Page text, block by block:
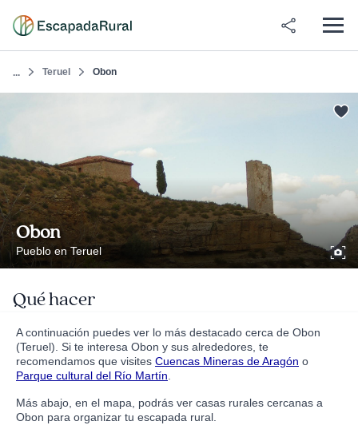
... Teruel Obon
Obon
Pueblo en Teruel
Qué hacer
A continuación puedes ver lo más destacado cerca de Obon
(Teruel). Si te interesa Obon y sus alrededores, te
recomendamos que visites Cuencas Mineras de Aragón o
Parque cultural del Río Martín
Más abajo, en el mapa, podrás ver casas rurales cercanas a
Obon para organizar tu escapada rural.